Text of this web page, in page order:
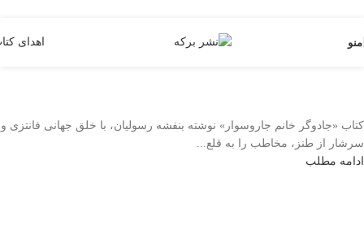
منو اهدای
کتاب «جادوگر خانم جاروسوار» نوشته بنفشه رسولیان، با خلق جهانی فانتزی و
سرشار از طنز، مخاطب را به قلع...
ادامه مطلب